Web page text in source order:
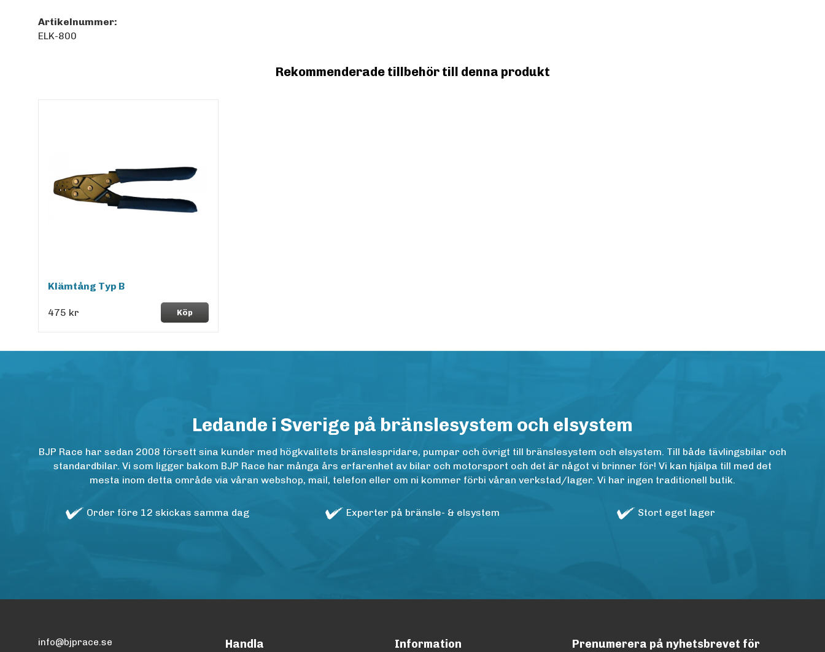
Artikelnummer:
ELK-800
Rekommenderade tillbehör till denna produkt
Klämtång Typ B
475 kr Köp
Ledande i Sverige på bränslesystem och elsystem
BJP Race har sedan 2008 försett sina kunder med högkvalitets bränslespridare, pumpar och övrigt till bränslesystem och elsystem. Till både tävlingsbilar och
standardbilar. Vi som ligger bakom BJP Race har många års erfarenhet av bilar och motorsport och det är något vi brinner för! Vi kan hjälpa till med det
mesta inom detta område via våran webshop, mail, telefon eller om ni kommer förbi våran verkstad/lager. Vi har ingen traditionell butik.
Order före 12 skickas samma dag Experter på bränsle- & elsystem Stort eget lager
info@bjprace.se Handla Information Prenumerera på nyhetsbrevet för